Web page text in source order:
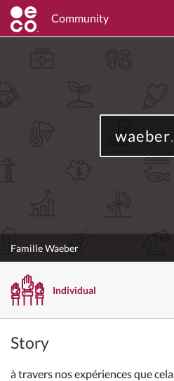
Community
waeber
Famille Waeber
Individual
Story
à travers nos expériences que